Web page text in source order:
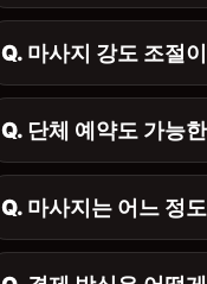
Q. 마사지 강도 조절
Q. 단체 예약도 가능
Q. 마사지는 어느 정